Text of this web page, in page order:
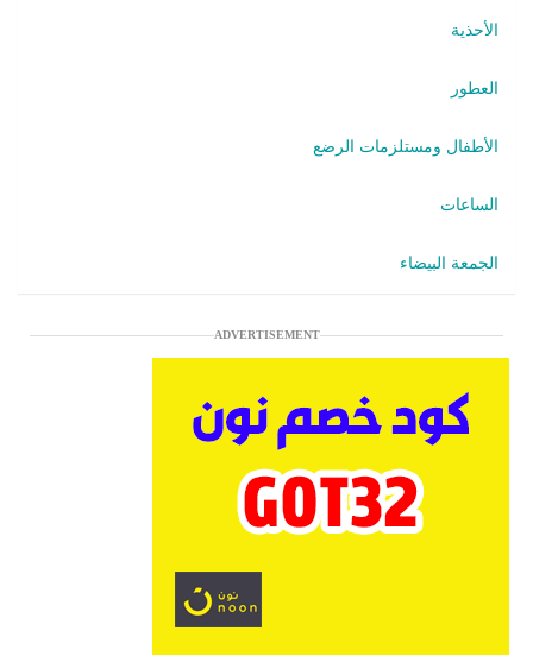
الأحذية
العطور
الأطفال ومستلزمات الرضع
الساعات
الجمعة البيضاء
ADVERTISEMENT